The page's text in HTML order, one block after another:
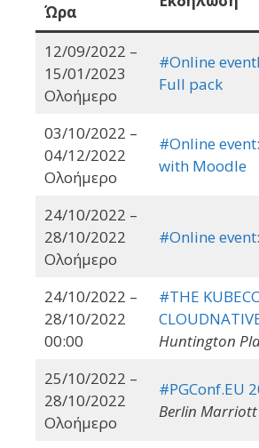
Ώρα
12/09/2022 –
15/01/2023
Ολοήμερο
#Online
Full pack
03/10/2022 –
04/12/2022
Ολοήμερο
#Online
with Moodle
24/10/2022 –
28/10/2022
Ολοήμερο
#Online
24/10/2022 –
28/10/2022
00:00
#THE
Huntington
25/10/2022 –
28/10/2022
Ολοήμερο
#PGConf.EU
Berlin Marriott